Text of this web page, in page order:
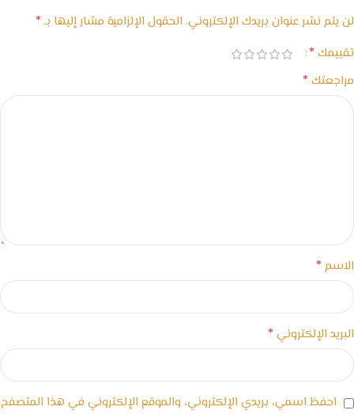
لن يتم نشر عنوان بريدك الإلكتروني. الحقول الإلزامية مشار إليها بـ*
تقييمك *
مراجعتك *
الاسم *
البريد الإلكتروني *
احفظ اسمي، بريدي الإلكتروني، والموقع الإلكتروني في هذا المتصفح